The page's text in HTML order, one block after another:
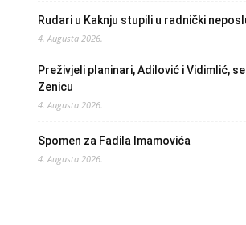
Rudari u Kaknju stupili u radnički
4. Augusta 2026.
Preživjeli planinari, Adilović i Vidimlić,
Zenicu
4. Augusta 2026.
Spomen za Fadila Imamovića
4. Augusta 2026.